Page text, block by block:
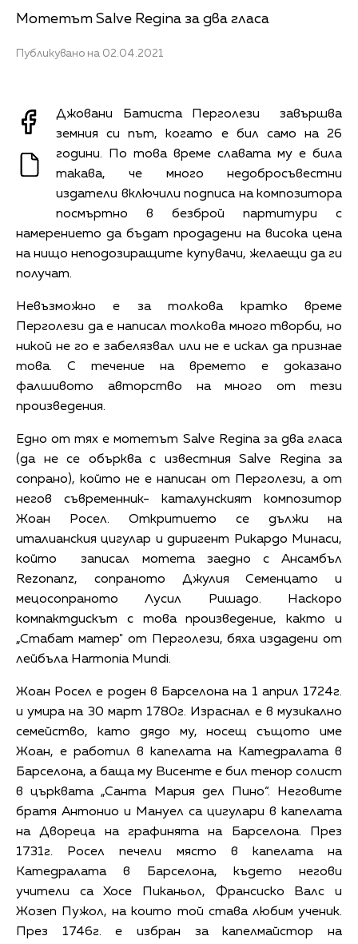
Мотетът Salve Regina за два гласа
Публикувано на 02.04.2021
Джовани Батиста Перголези завършва
земния си път, когато е бил само на 26
години. По това време славата му е била
такава, че много недобросъвестни
издатели включили подписа на композитора
посмъртно в безброй партитури с
намерението да бъдат продадени на висока цена
на нищо неподозиращите купувачи, желаещи да ги
получат.
Невъзможно е за толкова кратко време
Перголези да е написал толкова много творби, но
никой не го е забелязвал или не е искал да признае
това. С течение на времето е доказано
фалшивото авторство на много от тези
произведения.
Едно от тях е мотетът Salve Regina за два гласа
(да не се обърква с известния Salve Regina за
сопрано), който не е написан от Перголези, а от
негов съвременник- каталунският композитор
Жоан Росел. Откритието се дължи на
италианския цигулар и диригент Рикардо Минаси,
който записал мотета заедно с Ансамбъл
Rezonanz, сопраното Джулия Семенцато и
мецосопраното Лусил Ришадо. Наскоро
компактдискът с това произведение, както и
„Стабат матер" от Перголези, бяха издадени от
лейбъла Harmonia Mundi.
Жоан Росел е роден в Барселона на 1 април 1724г.
и умира на 30 март 1780г. Израснал е в музикално
семейство, като дядо му, носещ същото име
Жоан, е работил в капелата на Катедралата в
Барселона, а баща му Висенте е бил тенор солист
в църквата „Санта Мария дел Пино“. Неговите
братя Антонио и Мануел са цигулари в капелата
на Двореца на графинята на Барселона. През
1731г. Росел печели място в капелата на
Катедралата в Барселона, където негови
учители са Хосе Пиканьол, Франсиско Валс и
Жозеп Пужол, на които той става любим ученик.
През 1746г. е избран за капелмайстор на